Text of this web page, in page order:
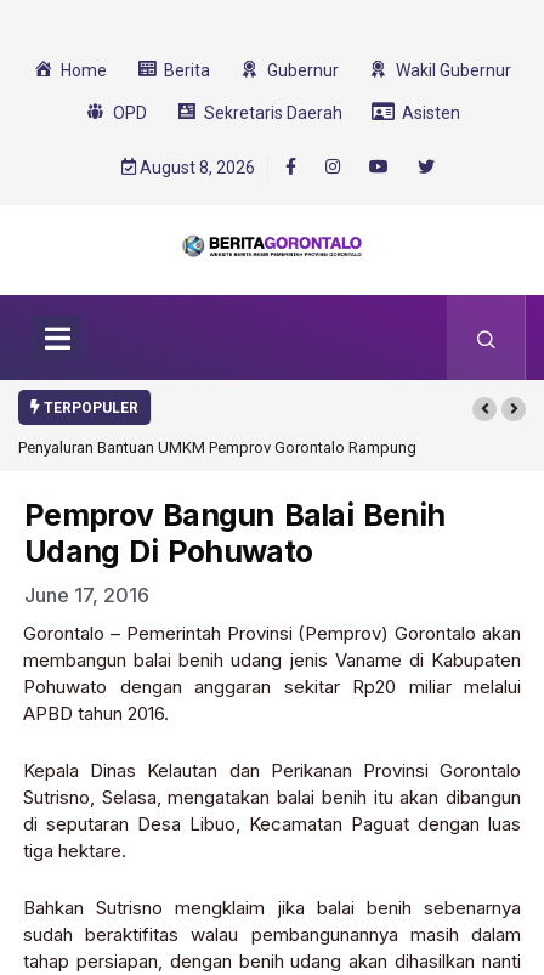
Home Berita Gubernur Wakil Gubernur
OPD Sekretaris Daerah Asisten
August 8, 2026
TERPOPULER
Penyaluran Bantuan UMKM Pemprov Gorontalo Rampung
Pemprov Bangun Balai Benih
Udang Di Pohuwato
June 17, 2016
Gorontalo – Pemerintah Provinsi (Pemprov) Gorontalo akan
membangun balai benih udang jenis Vaname di Kabupaten
Pohuwato dengan anggaran sekitar Rp20 miliar melalui
APBD tahun 2016.
Kepala Dinas Kelautan dan Perikanan Provinsi Gorontalo
Sutrisno, Selasa, mengatakan balai benih itu akan dibangun
di seputaran Desa Libuo, Kecamatan Paguat dengan luas
tiga hektare.
Bahkan Sutrisno mengklaim jika balai benih sebenarnya
sudah beraktifitas walau pembangunannya masih dalam
tahap persiapan, dengan benih udang akan dihasilkan nanti